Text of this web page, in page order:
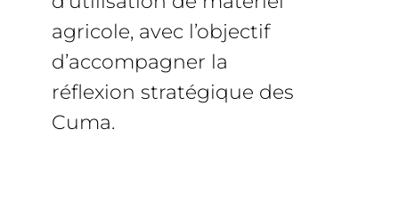
agricole, avec l’objectif
d’accompagner la
réflexion stratégique des
Cuma.